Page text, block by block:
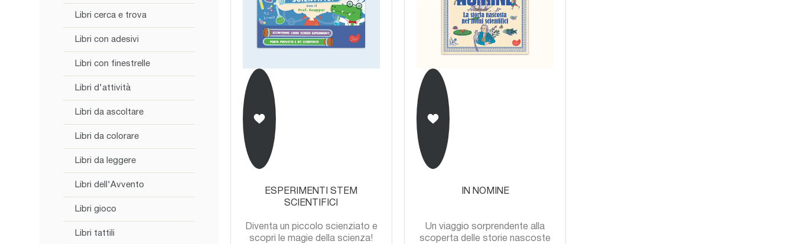
Libri cerca e trova
Libri con adesivi
Libri con finestrelle
Libri d'attività
Libri da ascoltare
Libri da colorare
Libri da leggere
Libri dell'Avvento
Libri gioco
Libri tattili
ESPERIMENTI STEM
SCIENTIFICI
Diventa un piccolo scienziato e
scopri le magie della scienza!
IN NOMINE
Un viaggio sorprendente alla
scoperta delle storie nascoste